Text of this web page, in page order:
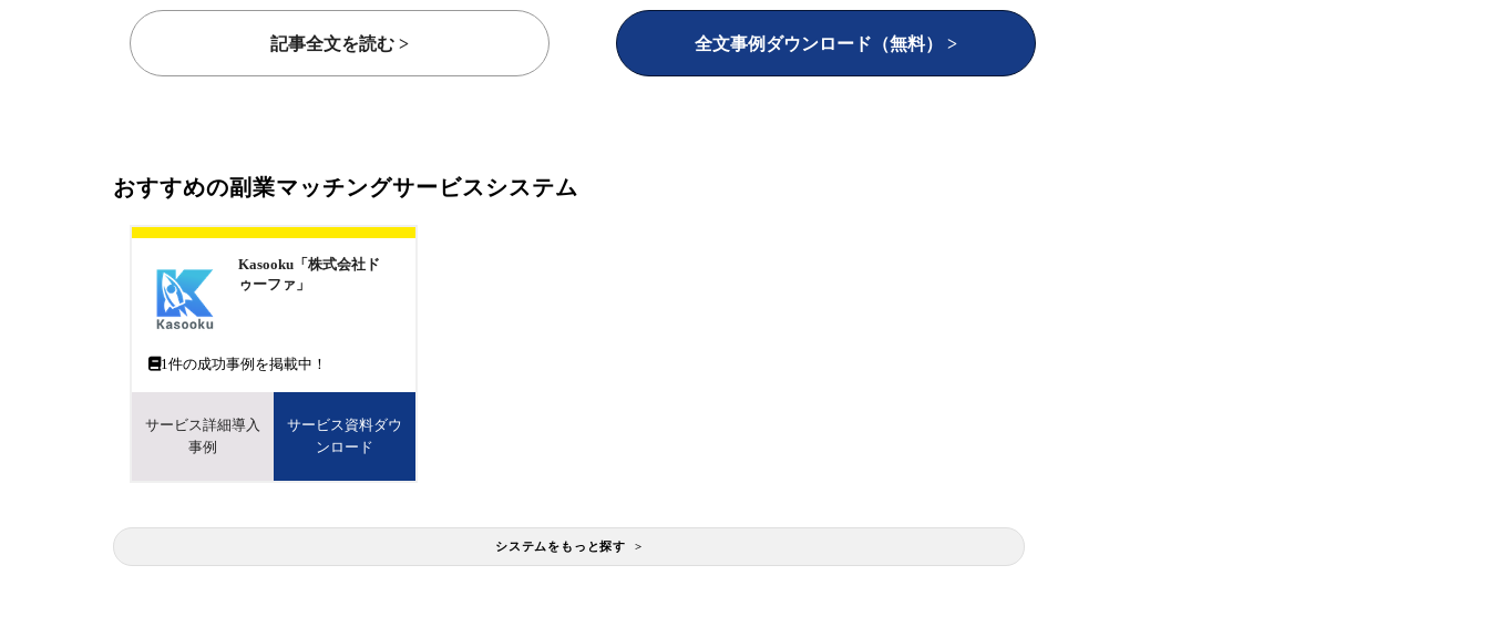
記事全文を読む > 全文事例ダウンロード（無料） >
おすすめの副業マッチングサービスシステム
Kasooku「株式会社ド
ゥーファ」
1 件の成功事例を掲載中！
サービス詳細導入
事例
サービス資料ダウ
ンロード
システムをもっと探す >